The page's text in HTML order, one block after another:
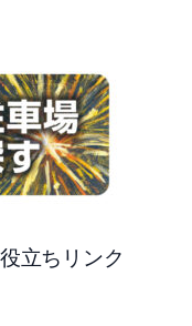
立ちリンク